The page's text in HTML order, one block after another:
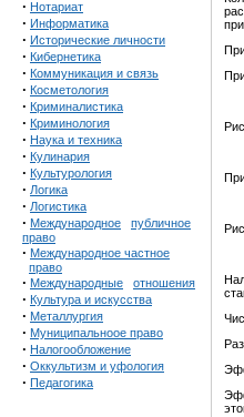
· Нотариат
· Информатика
· Исторические личности
· Кибернетика
· Коммуникация и связь
· Косметология
· Криминалистика
· Криминология
· Наука и техника
· Кулинария
· Культурология
· Логика
· Логистика
· Международное
публичное
право
· Международное частное
право
· Международные отношения
· Культура и искусства
· Металлургия
· Муниципальноое право
· Налогообложение
· Оккультизм и уфология
· Педагогика